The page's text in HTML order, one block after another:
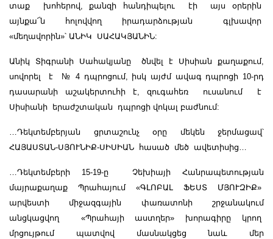
տաք խոհերով, քանզի հանդիպելու էի այս օրերին
այնքա՜ն հոլովվող իրադարձության գլխավոր
«մեղավորին»՝ ԱՆԻԿ ՍԱՀԱԿՅԱՆԻՆ:
Անիկ Տիգրանի Սահակյանը ծնվել է Սիսիան քաղաքում,
սովորել է № 4 դպրոցում, իսկ այժմ ավագ դպրոցի 10-րդ
դասարանի աշակերտուհի է, զուգահեռ ուսանում է
Սիսիանի երաժշտական դպրոցի վոկալ բաժնում:
…Դեկտեմբերյան ցրտաշունչ օրը մեկեն ջերմացավ՝
ՀԱՅԱՍՏԱՆ-ՍՅՈՒՆԻՔ-ՍԻՍԻԱՆ հասած մեծ ավետիսից…
…Դեկտեմբերի 15-19-ը Չեխիայի Հանրապետության
մայրաքաղաք Պրահայում «ԳԼՈԲԱԼ ՖԵՍՏ ՄՅՈՒԶԻՔ»
արվեստի միջազգային փառատոնի շրջանակում
անցկացվող «Պրահայի աստղեր» խորագիրը կրող
մրցույթում պատվով մասնակցեց նաև մեր